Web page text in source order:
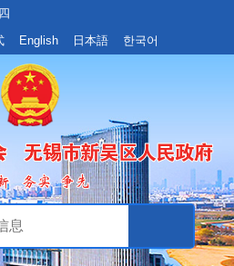
English 日本語 한국어